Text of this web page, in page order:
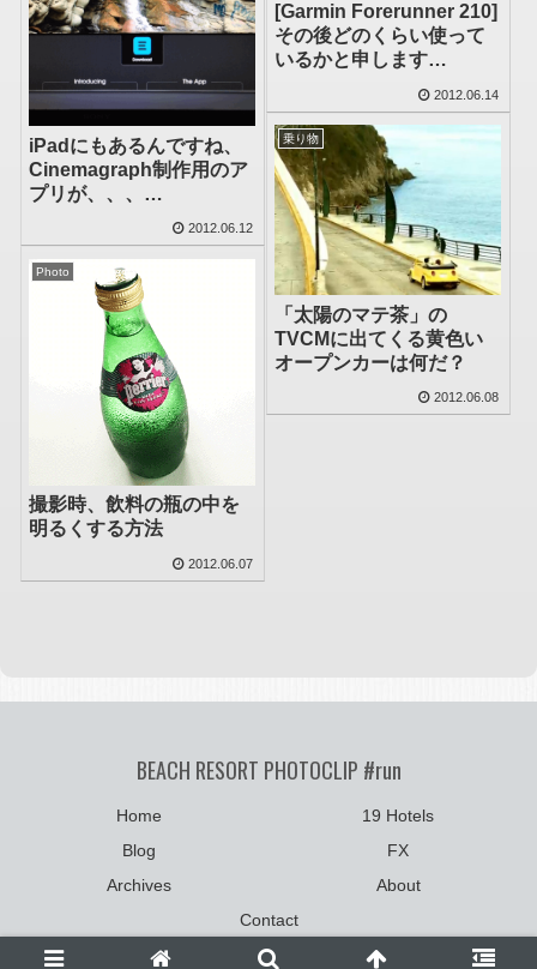
[Garmin Forerunner 210]
その後どのくらい使って
いるかと申します
2012.06.14
iPadにもあるんですね、
Cinemagraph制作用のア
プリが、、、
2012.06.12
乗り物
「太陽のマテ茶」の
TVCMに出てくる黄色い
オープンカーは何だ？
2012.06.08
Photo
撮影時、飲料の瓶の中を
明るくする方法
2012.06.07
BEACH RESORT PHOTOCLIP #run
Home
19 Hotels
Blog
FX
Archives
About
Contact
©2004-2025 photoclip.net :: All Rights Reserved.